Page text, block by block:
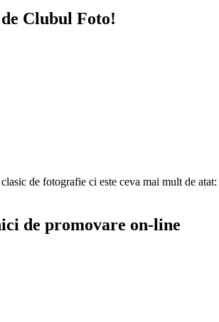
Clubul Foto!
de fotografie ci este ceva mai mult de atat:
de promovare on-line